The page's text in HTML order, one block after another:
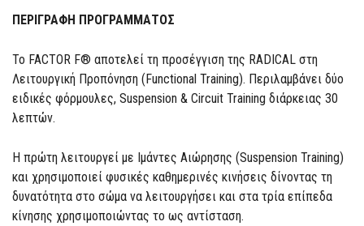
ΠΕΡΙΓΡΑΦΗ ΠΡΟΓΡΑΜΜΑΤΟΣ
Το FACTOR F® αποτελεί τη προσέγγιση της RADICAL στη
Λειτουργική Προπόνηση (Functional Training). Περιλαμβάνει δύο
ειδικές φόρμουλες, Suspension & Circuit Training διάρκειας 30
λεπτών.
H πρώτη λειτουργεί με Ιμάντες Αιώρησης (Suspension Training)
και χρησιμοποιεί φυσικές καθημερινές κινήσεις δίνοντας τη
δυνατότητα στο σώμα να λειτουργήσει και στα τρία επίπεδα
κίνησης χρησιμοποιώντας το ως αντίσταση.